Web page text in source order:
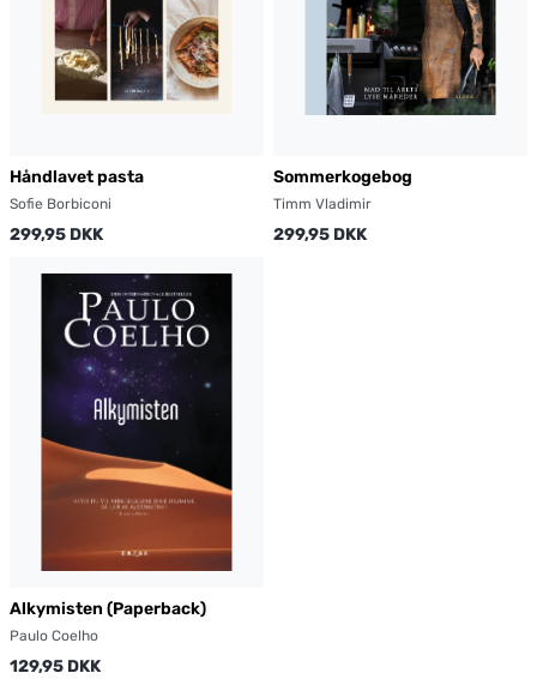
Håndlavet pasta
Sofie Borbiconi
299,95 DKK
Sommerkogebog
Timm Vladimir
299,95 DKK
Alkymisten (Paperback)
Paulo Coelho
129,95 DKK